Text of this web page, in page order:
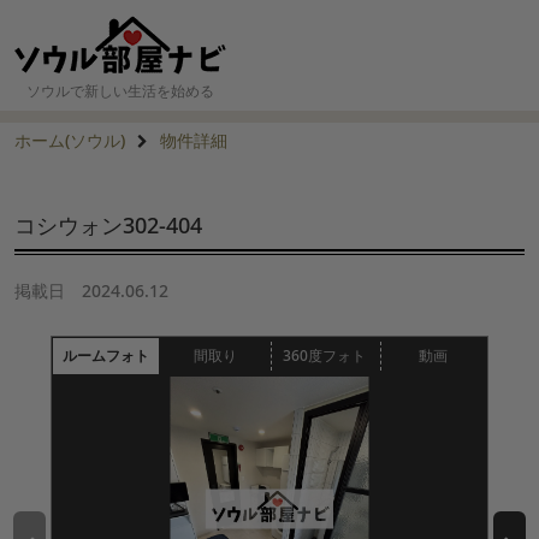
ソウルで新しい生活を始める
ホーム(ソウル) 物件詳細
コシウォン302-404
掲載日 2024.06.12
ルームフォト 間取り 360度フォト 動画